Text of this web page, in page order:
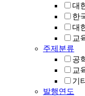
대
한
대
교
주제분류
공
교
기
발행연도